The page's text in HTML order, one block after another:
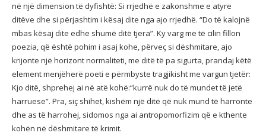
në një dimension të dyfishtë: Si rrjedhë e zakonshme e atyre
ditëve dhe si përjashtim i kësaj dite nga ajo rrjedhë. “Do të kalojnë
mbas kësaj dite edhe shumë ditë tjera”. Ky varg me të cilin fillon
poezia, që është pohim i asaj kohe, përveç si dëshmitare, ajo
krijonte një horizont normaliteti, me ditë të pa sigurta, prandaj këtë
element menjëherë poeti e përmbyste tragjikisht me vargun tjetër:
Kjo ditë, shprehej ai në atë kohë:“kurrë nuk do të mundet të jetë
harruese”. Pra, siç shihet, kishëm një ditë që nuk mund të harronte
dhe as të harrohej, sidomos nga ai antropomorfizim që e kthente
kohën në dëshmitare të krimit.